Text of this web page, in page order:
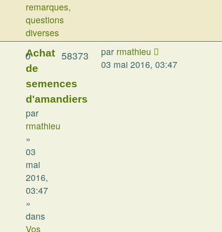
remarques,
questions
diverses
Achat
de
semences
d'amandiers
par
rmathieu
»
03
mai
2016,
03:47
»
dans
Vos
0 58373 par rmathieu
03 mai 2016, 03:47